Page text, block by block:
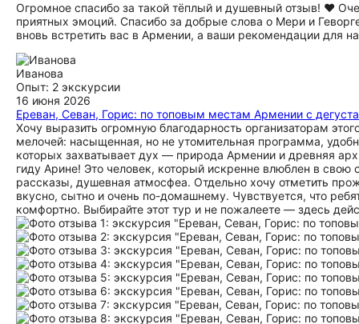
Огромное спасибо за такой тёплый и душевный отзыв! ❤️
приятных эмоций. Спасибо за добрые слова о Мери и
вновь встретить вас в Армении, а ваши рекомендации для
Иванова
Опыт: 2 экскурсии
16 июня 2026
Ереван, Севан, Горис: по топовым местам Армении с
Хочу выразить огромную благодарность организаторам
мелочей: насыщенная, но не утомительная программа,
которых захватывает дух — природа Армении и древняя
гиду Арине! Это человек, который искренне влюблен в
рассказы, душевная атмосфеа. Отдельно хочу отметить
вкусно, сытно и очень по-домашнему. Чувствуется, что
комфортно. Выбирайте этот тур и не пожалеете — здесь